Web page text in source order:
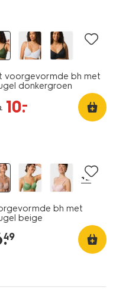
voorgevormde bh met
donkergroen
10.
–
+2
bh met
beige
.
49